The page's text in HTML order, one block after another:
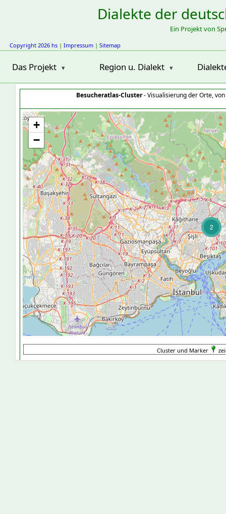
Dialekte der
Ein Projekt von
Copyright 2026 hs | Impressum | Sitemap
Das Projekt Region u. Dialekt
Besucheratlas-Cluster- Visualisierung der Orte,
2
+
−
Cluster und Marker